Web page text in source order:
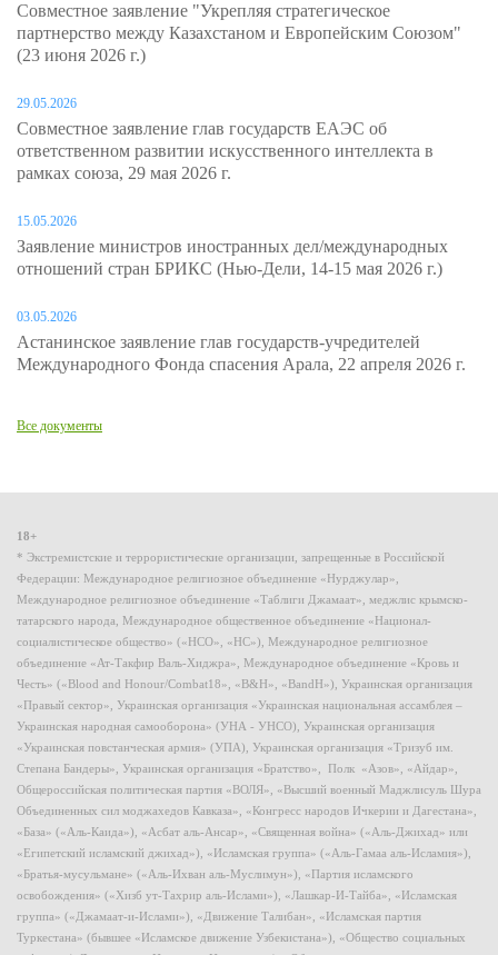
Совместное заявление "Укрепляя стратегическое
партнерство между Казахстаном и Европейским Союзом"
(23 июня 2026 г.)
29.05.2026
Совместное заявление глав государств ЕАЭС об
ответственном развитии искусственного интеллекта в
рамках союза, 29 мая 2026 г.
15.05.2026
Заявление министров иностранных дел/международных
отношений стран БРИКС (Нью-Дели, 14-15 мая 2026 г.)
03.05.2026
Астанинское заявление глав государств-учредителей
Международного Фонда спасения Арала, 22 апреля 2026 г.
Все документы
18+
* Экстремистские и террористические организации, запрещенные в Российской
Федерации: Международное религиозное объединение «Нурджулар»,
Международное религиозное объединение «Таблиги Джамаат», меджлис крымско-
татарского народа, Международное общественное объединение «Национал-
социалистическое общество» («НСО», «НС»), Международное религиозное
объединение «Ат-Такфир Валь-Хиджра», Международное объединение «Кровь и
Честь» («Blood and Honour/Combat18», «B&H», «BandH»), Украинская организация
«Правый сектор», Украинская организация «Украинская национальная ассамблея –
Украинская народная самооборона» (УНА - УНСО), Украинская организация
«Украинская повстанческая армия» (УПА), Украинская организация «Тризуб им.
Степана Бандеры», Украинская организация «Братство», Полк «Азов», «Айдар»,
Общероссийская политическая партия «ВОЛЯ», «Высший военный Маджлисуль Шура
Объединенных сил моджахедов Кавказа», «Конгресс народов Ичкерии и Дагестана»,
«База» («Аль-Каида»), «Асбат аль-Ансар», «Священная война» («Аль-Джихад» или
«Египетский исламский джихад»), «Исламская группа» («Аль-Гамаа аль-Исламия»),
«Братья-мусульмане» («Аль-Ихван аль-Муслимун»), «Партия исламского
освобождения» («Хизб ут-Тахрир аль-Ислами»), «Лашкар-И-Тайба», «Исламская
группа» («Джамаат-и-Ислами»), «Движение Талибан», «Исламская партия
Туркестана» (бывшее «Исламское движение Узбекистана»), «Общество социальных